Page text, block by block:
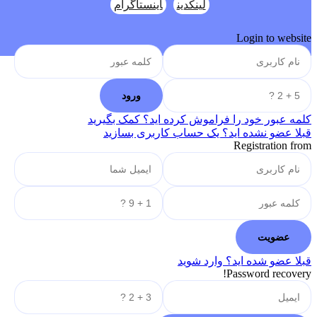
لینکدین اینستاگرام
Login to website
کلمه عبور خود را فراموش کرده اید؟ کمک بگیرید
قبلا عضو نشده اید؟ یک حساب کاربری بسازید
Registration from
قبلا عضو شده اید؟ وارد شوید
Password recovery!